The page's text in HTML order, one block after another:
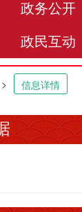
政务公开
政民互动
> 信息详情